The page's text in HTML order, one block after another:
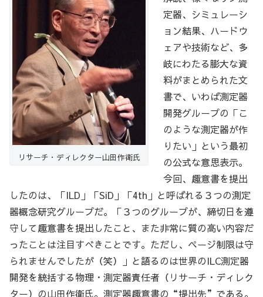
リサーチ・ディレクター山田作衛氏
定器、シミュレーシ
ョン結果、ハードウ
ェアや技術など、多
岐にわたる膨大な資
料がまとめられた文
書で、いわば測定器
開発グループの「こ
のような測定器が作
りたい」という最初
の公式な意思表示。
今回、趣意書を提出
したのは、「ILD」「SiD」「4th」と呼ばれる３つの測定
器概念研究グループだ。「３つのグループが、締切日を遵
守して趣意書を提出したこと、また非常に質の高い内容だ
ったことは注目すべきことです。ただし、ページ制限は守
られませんでしたが（笑）」と語るのは世界のILC測定器
開発を統括する物理・測定器責任者（リサーチ・ディレク
ター）の山田作衛氏。測定器趣意書の“提出先”である。